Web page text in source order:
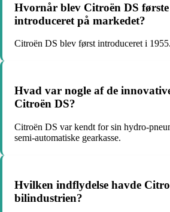
Hvornår blev Citroën DS
introduceret på markedet?
Citroën DS blev først introduceret i 1955.
Hvad var nogle af de
Citroën DS?
Citroën DS var kendt for sin hydro-
semi-automatiske gearkasse.
Hvilken indflydelse havde
bilindustrien?